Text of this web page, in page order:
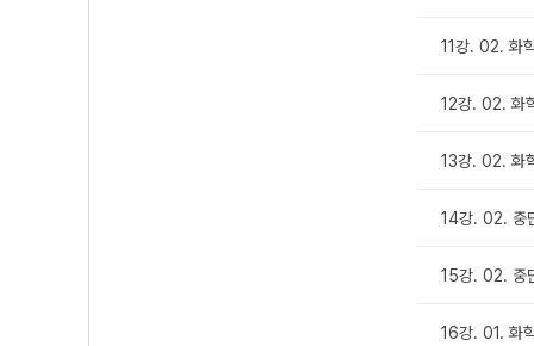
11강. 02. 화
12강. 02. 화
13강. 02. 화
14강. 02. 중
15강. 02. 중
16강. 01. 화